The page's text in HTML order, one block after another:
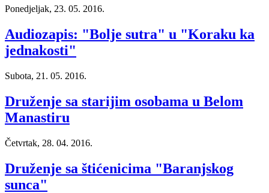
Ponedjeljak, 23. 05. 2016.
Audiozapis: "Bolje sutra" u "Koraku ka
jednakosti"
Subota, 21. 05. 2016.
Druženje sa starijim osobama u Belom
Manastiru
Četvrtak, 28. 04. 2016.
Druženje sa štićenicima "Baranjskog
sunca"